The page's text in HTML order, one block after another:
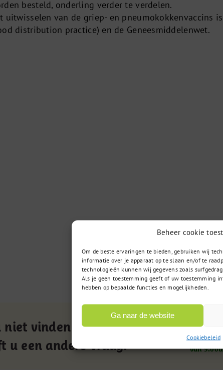
Beheer cookie
Om de beste ervaringen te bieden, gebruiken wij
informatie over je apparaat op te slaan en/of te
technologieën kunnen wij gegevens zoals
Als je geen toestemming geeft of uw toestemming
hebben op bepaalde functies en mogelijkheden.
Ga naar de website
Cookiebeleid
besteld, onderling verder te verdelen.
uitwisselen van de griep- en pneumokokkenvaccins
distribution practice) en de Geneesmiddelenwet.
niet vinden wat u zoekt
u een andere vraag?
085 –
Op
van